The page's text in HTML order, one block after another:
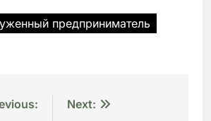
предприниматель
Next: